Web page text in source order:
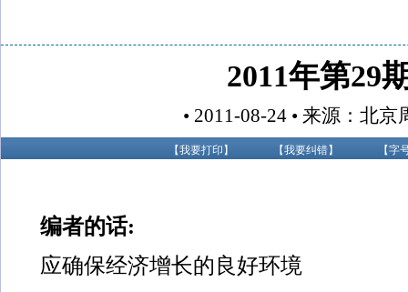
2011年第29
• 2011-08-24 • 来源：北京
【我要打印 】 【我要纠错】 【字
编者的话:
应确保经济增长的良好环境